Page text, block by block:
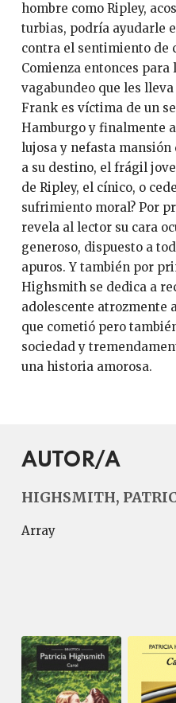
hombre como Ripley,
turbias, podría ayudarle
contra el sentimiento de
Comienza entonces para
vagabundeo que les
Frank es víctima de un
Hamburgo y finalmente
lujosa y nefasta
a su destino, el frágil
de Ripley, el cínico, o
sufrimiento moral? Por
revela al lector su cara
generoso, dispuesto a
apuros. Y también por
Highsmith se dedica a
adolescente atrozmente
que cometió pero
sociedad y
una historia amorosa.
AUTOR/A
HIGHSMITH,
Array